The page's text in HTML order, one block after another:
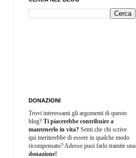
DONAZIONI
Trovi interessanti gli argomenti di questo
blog? Ti piacerebbe contribuire a
mantenerlo in vita? Senti che chi scrive
qui meriterebbe di essere in qualche modo
ricompensato? Adesso puoi farlo tramite una
donazione!